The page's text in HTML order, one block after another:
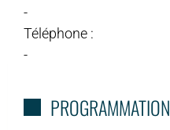
-
Téléphone :
-
PROGRAMMATION